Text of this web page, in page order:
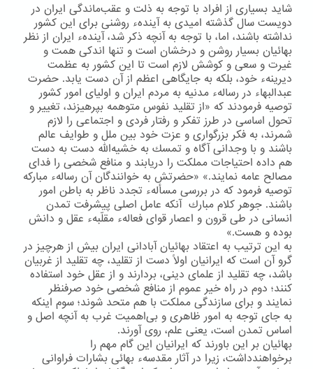
شاید بسیاری از افراد با توجه به ذلت و عقب‌ماندگی ایران در
دویست سال گذشته امیدی به آیندهء روشنی برای این كشور
نداشته باشند، اما، با توجه به آنچه ذكر شد، آیندهء ایران از نظر
بهائیان بسیار روشن و درخشان است و تنها اندكی همت و
غیرت و سعی و كوشش لازم است تا این كشور به عظمت
دیرینهء خود، بلكه به جایگاهی اعظم از آن دست یابد. حضرت
عبدالبهاء در رسالهء مدنیه به مردم ایران و اولیای امور كشور
توصیه فرمودند كه «از تقلید نفوس متوهمه بپرهیزند، تغییر و
تحول اساسی در طرز تفكر و رفتار فردی و اجتماعی را لازم
شمرند، به فكر بزرگواری و عزت خود بین ملل و طوایف عالم
باشند و با وجدانی آگاه و تمسك به خشیه‌الله دست به دست
هم داده احتیاجات مملكت را دریابند و منافع شخصی را فدای
مصالح عامه نمایند.» «حضرتش به خوانندگان آن رسالهء مباركه
توصیه فرمود كه در بررسی مسألهء تجدد ناظر به باطن امور
باشند. جوهر كلام مبارك آنكه عامل اصلی پیشرفت تمدن
انسانی در طی قرون و اعصار قوای فعالهء مقلّبهء عقل و دانش
بوده و هست.»
به این ترتیب به اعتقاد بهائیان آبادانی ایران بیش از هرچیز در
گرو آن است كه ایرانیان اولاً دست از تقلید، چه تقلید از غربیان
باشد، چه تقلید از علمای دینی، بردارند و از عقل خود استفاده
كنند؛ دوم در راه خیر عموم از منافع شخصی خود صرفنظر
نمایند و برای سازندگی مملكت با هم متحد شوند؛ سوم اینكه
به جای توجه به امور ظاهری و بی‌اهمیت غرب به آنچه اصل و
اساس تمدن است، یعنی علم، روی آورند.
بهائیان بر این باورند كه ایرانیان این گام مهم را
برخواهندداشت، زیرا در آثار مقدسهء بهائی بشارات فراوانی